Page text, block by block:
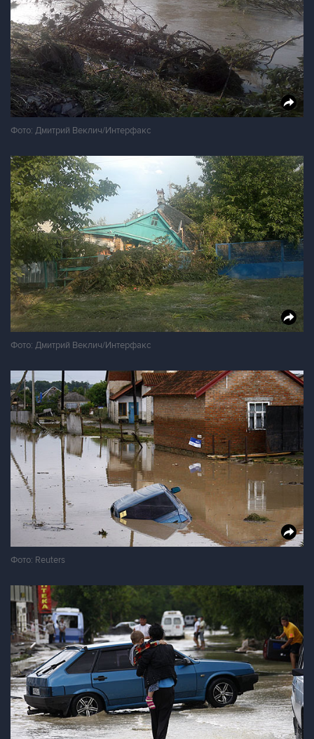
Фото: Дмитрий Веклич/Интерфакс
Фото: Дмитрий Веклич/Интерфакс
Фото: Reuters